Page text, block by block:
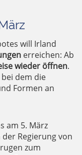
will Irland
erreichen: Ab
wieder öffnen.
dem die
Formen an
am 5. März
Regierung von
zum